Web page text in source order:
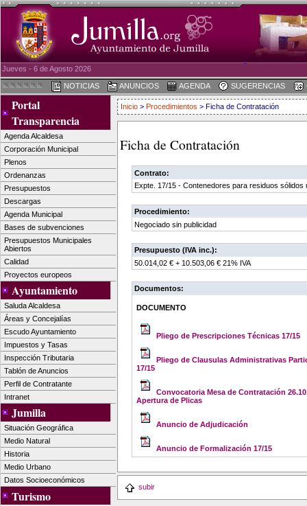
Jueves - 6 de Agosto 2026
NOTICIAS ANUNCIOS AGENDA SUGERENCIAS
Portal
Transparencia
Agenda Alcaldesa
Corporación Municipal
Plenos
Ordenanzas
Presupuestos
Descargas
Agenda Municipal
Bases de subvenciones
Presupuestos Municipales
Abiertos
Calidad
Proyectos europeos
Ayuntamiento
Saluda Alcaldesa
Áreas y Concejalías
Escudo Ayuntamiento
Impuestos y Tasas
Inspección Tributaria
Tablón de Anuncios
Perfil de Contratante
Intranet
Jumilla
Situación Geográfica
Medio Natural
Historia
Medio Urbano
Datos Socioeconómicos
Turismo
Inicio > Procedimientos > Ficha de Contratación
Ficha de Contratación
Contrato:
Expte. 17/15 - Contenedores para residuos sólidos
Procedimiento:
Negociado sin publicidad
Presupuesto (IVA inc.):
50.014,02 € + 10.503,06 € 21% IVA
Documentos:
DOCUMENTO
Pliego de Prescripciones Técnicas 17/15
Pliego de Clausulas Administrativas
17/15
Convocatoria Mesa de Contratación
Apertura de Plicas
Anuncio de Adjudicación
Anuncio de Formalización 17/15
subir